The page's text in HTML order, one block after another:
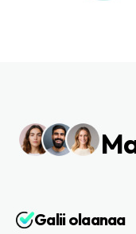
Galii olaanaa